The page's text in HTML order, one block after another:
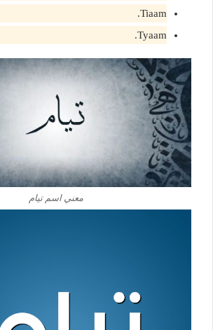
Tiaam.
Tyaam.
معني اسم تيام